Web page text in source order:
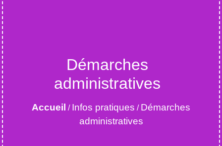
Démarches
administratives
Accueil / Infos pratiques / Démarches
administratives